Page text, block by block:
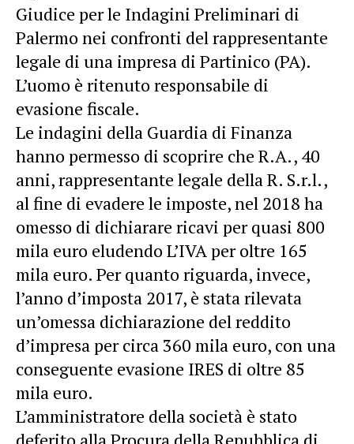
Giudice per le Indagini Preliminari di
Palermo nei confronti del rappresentante
legale di una impresa di Partinico (PA).
L’uomo è ritenuto responsabile di
evasione fiscale.
Le indagini della Guardia di Finanza
hanno permesso di scoprire che R.A., 40
anni, rappresentante legale della R. S.r.l.,
al fine di evadere le imposte, nel 2018 ha
omesso di dichiarare ricavi per quasi 800
mila euro eludendo L’IVA per oltre 165
mila euro. Per quanto riguarda, invece,
l’anno d’imposta 2017, è stata rilevata
un’omessa dichiarazione del reddito
d’impresa per circa 360 mila euro, con una
conseguente evasione IRES di oltre 85
mila euro.
L’amministratore della società è stato